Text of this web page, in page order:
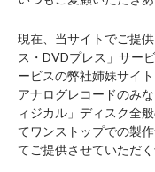
現在、当サイトでご提
ス・DVDプレス」サー
ービスの弊社姉妹サイ
アナログレコードのみ
ィジカル」ディスク全
てワンストップでの製
てご提供させていただ